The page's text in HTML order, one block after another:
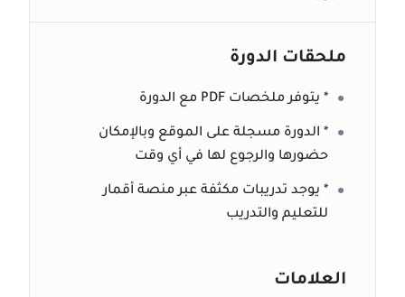
ملحقات الدورة
* يتوفر ملخصات PDF مع الدورة
* الدورة مسجلة على الموقع وبالإمكان
حضورها والرجوع لها في أي وقت
* يوجد تدريبات مكثفة عبر منصة أقمار
للتعليم والتدريب
العلامات